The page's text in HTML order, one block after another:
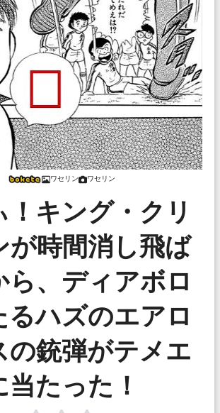
ワセリン ワセリン
！キング・クリ
が時間消し飛ば
ら、ディアボロ
るハズのエアロ
の銃弾がテメエ
当たった！